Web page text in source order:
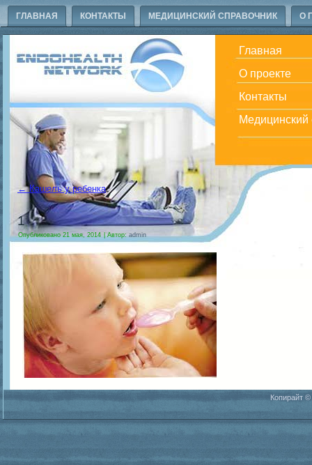
ГЛАВНАЯ КОНТАКТЫ МЕДИЦИНСКИЙ СПРАВОЧНИК О
Главная
О проекте
Контакты
Медицинский
←Кашель у ребенка
1
Опубликовано 21 мая, 2014|Автор: admin
Копирайт